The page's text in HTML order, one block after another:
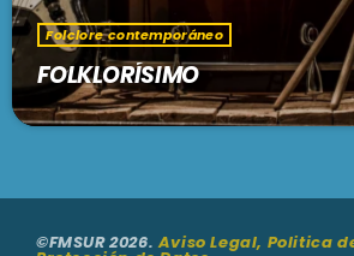
Folclore contemporáneo
FOLKLORÍSIMO
©FMSUR 2026.Aviso Legal, Politica